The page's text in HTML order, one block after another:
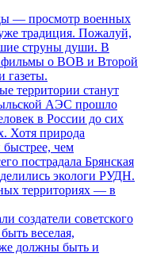
— просмотр военных
традиция. Пожалуй,
струны души. В
фильмы о ВОВ и Второй
газеты.
территории станут
АЭС прошло
в России до сих
Хотя природа
быстрее, чем
пострадала Брянская
экологи РУДН.
территориях — в
создатели советского
веселая,
же должны быть и